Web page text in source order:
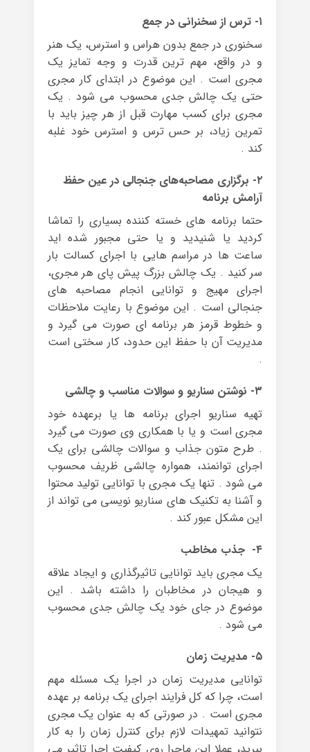
۱- ترس از سخنرانی در جمع
سخنوری در جمع بدون هراس و استرس، یک هنر
و در واقع، مهم ترین قدرت و وجه تمایز یک
مجری است . این موضوع در ابتدای کار مجری
حتی یک چالش جدی محسوب می شود . یک
مجری برای کسب مهارت قبل از هر چیز باید با
تمرین زیاد، بر حس ترس و استرس خود غلبه
کند .
۲- برگزاری مصاحبه‌های جنجالی در عین حفظ
آرامش برنامه
حتما برنامه های خسته کننده بسیاری را تماشا
کردید یا شنیدید و یا حتی مجبور شده اید
ساعت ها در مراسم هایی با اجرای کسالت بار
سر کنید . یک چالش بزرگ پیش پای هر مجری،
اجرای مهیج و توانایی انجام مصاحبه های
جنجالی است . این موضوع با رعایت ملاحظات
و خطوط قرمز هر برنامه ای صورت می گیرد و
مدیریت آن با حفظ این حدود، کار سختی است
.
۳- نوشتن سناریو و سوالات مناسب و چالشی
تهیه سناریو اجرای برنامه ها یا برعهده خود
مجری است و یا با همکاری وی صورت می گیرد
. طرح متون جذاب و سوالات چالشی برای یک
اجرای توانمند، همواره چالشی ظریف محسوب
می شود . تنها یک مجری با توانایی تولید محتوا
و آشنا به تکنیک های سناریو نویسی می تواند از
این مشکل عبور کند .
۴- جذب مخاطب
یک مجری باید توانایی تاثیرگذاری و ایجاد علاقه
و هیجان در مخاطبان را داشته باشد . این
موضوع در جای خود یک چالش جدی محسوب
می شود .
۵- مدیریت زمان
توانایی مدیریت زمان در اجرا یک مسئله مهم
است، چرا که کل فرایند اجرای یک برنامه بر عهده
مجری است . در صورتی که به عنوان یک مجری
نتوانید تمهیدات لازم برای کنترل زمان را به کار